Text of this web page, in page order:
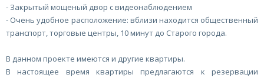
- Закрытый мощеный двор с видеонаблюдением
- Очень удобное расположение: вблизи находится общественный
транспорт, торговые центры, 10 минут до Старого города.
В данном проекте имеются и другие квартиры.
В настоящее время квартиры предлагаются к резервации